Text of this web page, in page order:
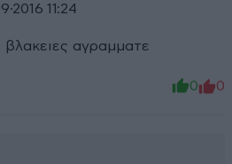
11:24
βλακειες αγραμματε
0 0